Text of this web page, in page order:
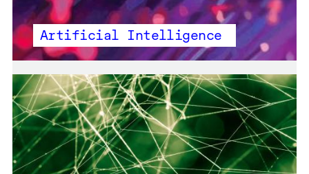
Artificial Intelligence